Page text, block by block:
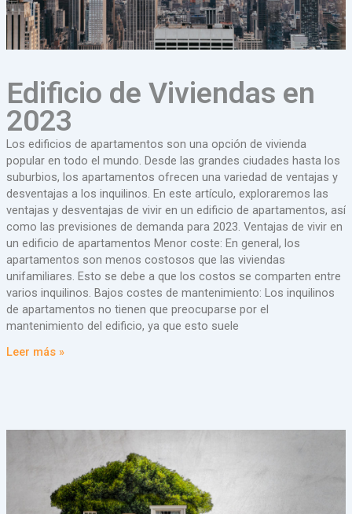
Edificio de Viviendas en
2023
Los edificios de apartamentos son una opción de vivienda
popular en todo el mundo. Desde las grandes ciudades hasta los
suburbios, los apartamentos ofrecen una variedad de ventajas y
desventajas a los inquilinos. En este artículo, exploraremos las
ventajas y desventajas de vivir en un edificio de apartamentos, así
como las previsiones de demanda para 2023. Ventajas de vivir en
un edificio de apartamentos Menor coste: En general, los
apartamentos son menos costosos que las viviendas
unifamiliares. Esto se debe a que los costos se comparten entre
varios inquilinos. Bajos costes de mantenimiento: Los inquilinos
de apartamentos no tienen que preocuparse por el
mantenimiento del edificio, ya que esto suele
Leer más »